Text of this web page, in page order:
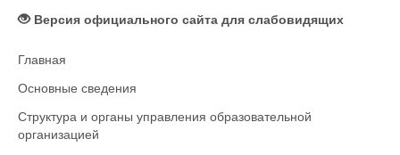
Версия официального сайта для слабовидящих
Главная
Основные сведения
Структура и органы управления образовательной
организацией